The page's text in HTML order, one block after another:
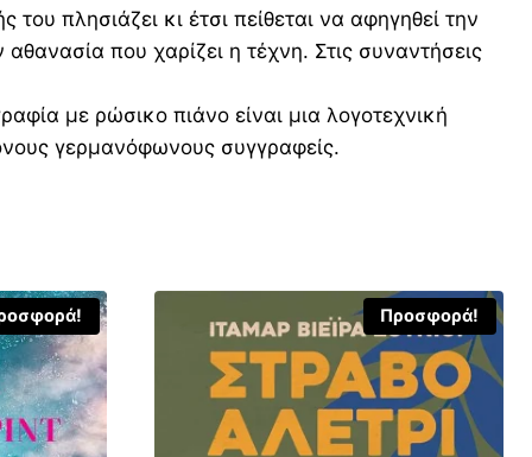
πλησιάζει κι έτσι πείθεται να αφηγηθεί την
που χαρίζει η τέχνη. Στις συναντήσεις
με ρώσικο πιάνο είναι μια λογοτεχνική
γερμανόφωνους συγγραφείς.
Προσφορά!